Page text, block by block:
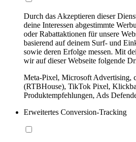
Durch das Akzeptieren dieser
deine Interessen abgestimmte
oder Rabattaktionen für unsere
basierend auf deinem Surf- und
sowie deren Erfolge messen. Mit
wir auf dieser Webseite folgende
Meta-Pixel, Microsoft Advertising,
(RTBHouse), TikTok Pixel,
Produktempfehlungen, Ads
Erweitertes Conversion-Tracking